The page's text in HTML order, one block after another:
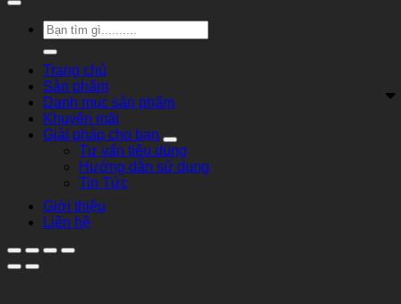
Tìm
kiếm:
Trang chủ
Sản phẩm
Danh mục sản phẩm
Khuyến mãi
Giải pháp cho bạn
Tư vấn tiêu dùng
Hướng dẫn sử dụng
Tin Tức
Giới thiệu
Liên hệ